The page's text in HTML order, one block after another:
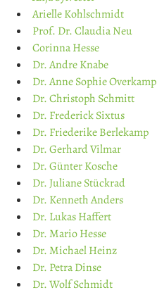
Arielle Kohlschmidt
Prof. Dr. Claudia Neu
Corinna Hesse
Dr. Andre Knabe
Dr. Anne Sophie Overkamp
Dr. Christoph Schmitt
Dr. Frederick Sixtus
Dr. Friederike Berlekamp
Dr. Gerhard Vilmar
Dr. Günter Kosche
Dr. Juliane Stückrad
Dr. Kenneth Anders
Dr. Lukas Haffert
Dr. Mario Hesse
Dr. Michael Heinz
Dr. Petra Dinse
Dr. Wolf Schmidt